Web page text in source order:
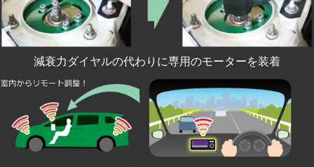
減衰力ダイヤルの代わりに専用のモーターを装着